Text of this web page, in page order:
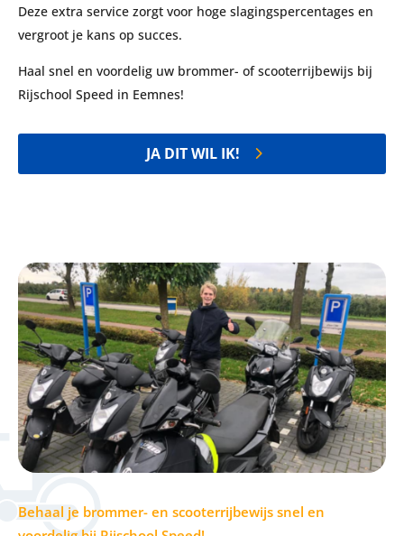
Deze extra service zorgt voor hoge slagingspercentages en
vergroot je kans op succes.
Haal snel en voordelig uw brommer- of scooterrijbewijs bij
Rijschool Speed in Eemnes!
JA DIT WIL IK!
Behaal je brommer- en scooterrijbewijs snel en